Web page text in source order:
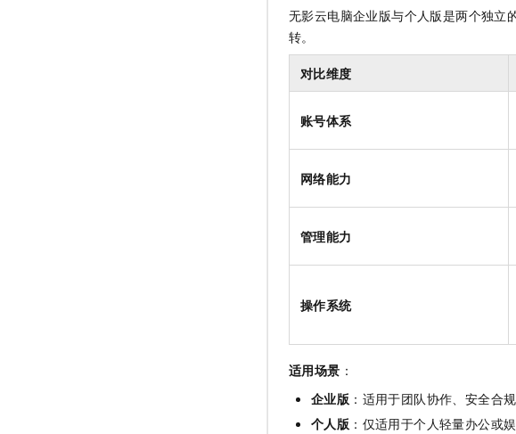
无影云电脑企业版与个人版是两个独立
转。
对比维度
账号体系
网络能力
管理能力
操作系统
适用场景 ：
企业版 ：适用于团队协作、安全合
个人版 ：仅适用于个人轻量办公或